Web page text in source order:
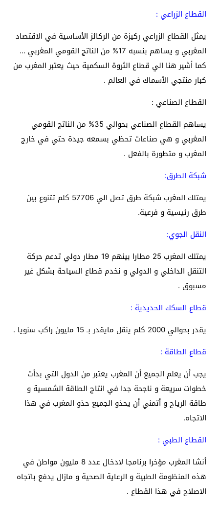
القطاع الزراعي :
يمثل القطاع الزراعي ركيزة من الركائز الأساسية في الاقتصاد
المغربي و يساهم بنسبه 17% من الناتج القومي المغربي …
كما أشير هنا الي قطاع الثروة السكمية حيث يعتبر المغرب من
كبار منتجي الأسماك في العالم .
القطاع الصناعي :
يساهم القطاع الصناعي بحوالي 35% من الناتج القومي
المغربي و هي صناعات تحظي بسمعه جيدة حتي في خارج
المغرب و متطورة بالفعل .
شبكة الطرق:
يمتلك المغرب شبكة طرق تصل الي 57706 كلم تتنوع بين
طرق رئيسية و فرعية.
النقل الجوي:
يمتلك المغرب 25 مطارا بينهم 19 مطار دولي تدعم حركة
التنقل الداخلي و الدولي و نخدم قطاع السياحة بشكل غير
مسبوق .
قطاع السكك الحديدية :
يقدر بحوالي 2000 كلم ينقل مايقدر بـ 15 مليون راكب سنويا .
قطاع الطاقة :
يجب أن يعلم الجميع أن المغرب يعتبر من الدول التي بدأت
خطوات سريعة و ناجحة جدا في انتاج الطاقة الشمسية و
طاقة الرياح و أتمني أن يحذو الجميع حذو المغرب في هذا
الاتجاه.
القطاع الطبي :
أنشا المغرب مؤخرا برنامجا لادخال عدد 8 مليون مواطن في
هذه المنظومة الطبية و الرعاية الصحية و مازال يدفع باتجاه
الاصلاح في هذا القطاع .